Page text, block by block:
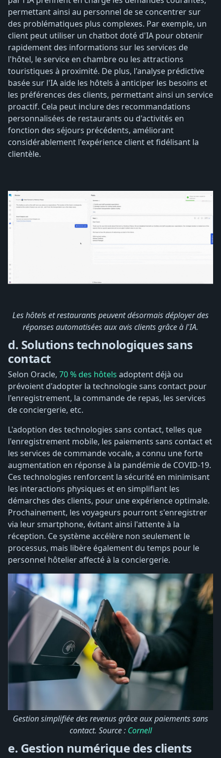
permettant ainsi au personnel de se concentrer sur
des problématiques plus complexes. Par exemple, un
client peut utiliser un chatbot doté d'IA pour obtenir
rapidement des informations sur les services de
l'hôtel, le service en chambre ou les attractions
touristiques à proximité. De plus, l'analyse prédictive
basée sur l'IA aide les hôtels à anticiper les besoins et
les préférences des clients, permettant ainsi un service
proactif. Cela peut inclure des recommandations
personnalisées de restaurants ou d'activités en
fonction des séjours précédents, améliorant
considérablement l'expérience client et fidélisant la
clientèle.
Les hôtels et restaurants peuvent désormais déployer des
réponses automatisées aux avis clients grâce à l'IA.
d. Solutions technologiques sans
contact
Selon Oracle, 70 % des hôtels adoptent déjà ou
prévoient d'adopter la technologie sans contact pour
l'enregistrement, la commande de repas, les services
de conciergerie, etc.
L'adoption des technologies sans contact, telles que
l'enregistrement mobile, les paiements sans contact et
les services de commande vocale, a connu une forte
augmentation en réponse à la pandémie de COVID-19.
Ces technologies renforcent la sécurité en minimisant
les interactions physiques et en simplifiant les
démarches des clients, pour une expérience optimale.
Prochainement, les voyageurs pourront s'enregistrer
via leur smartphone, évitant ainsi l'attente à la
réception. Ce système accélère non seulement le
processus, mais libère également du temps pour le
personnel hôtelier affecté à la conciergerie.
Gestion simplifiée des revenus grâce aux paiements sans
contact. Source : Cornell
e. Gestion numérique des clients